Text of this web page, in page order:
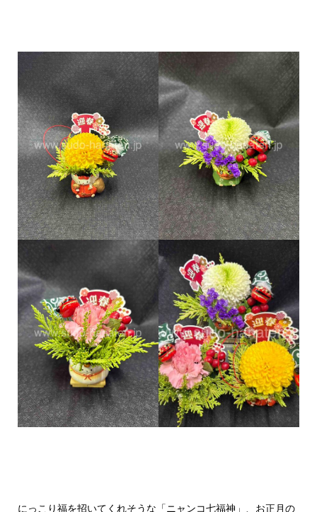
にっこり福を招いてくれそうな「ニャンコ七福神」、お正月の